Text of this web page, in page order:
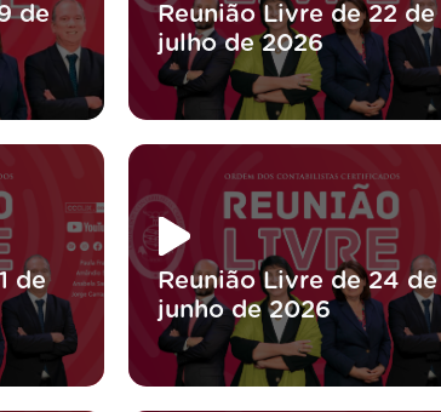
de
Reunião Livre de 22 de
julho de 2026
de
Reunião Livre de 24 de
junho de 2026